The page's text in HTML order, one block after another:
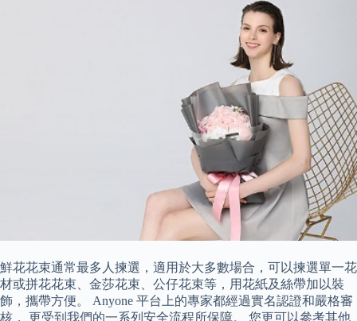
鮮花花束通常最多人揀選，適用於大多數場合，可以揀選單一花
材或拼花花束、金莎花束、公仔花束等，用花紙及絲帶加以裝
飾，攜帶方便。 Anyone 平台上的專家都經過實名認證和嚴格審
核， 更受到我們的一系列安全流程所保障。 您更可以參考其他